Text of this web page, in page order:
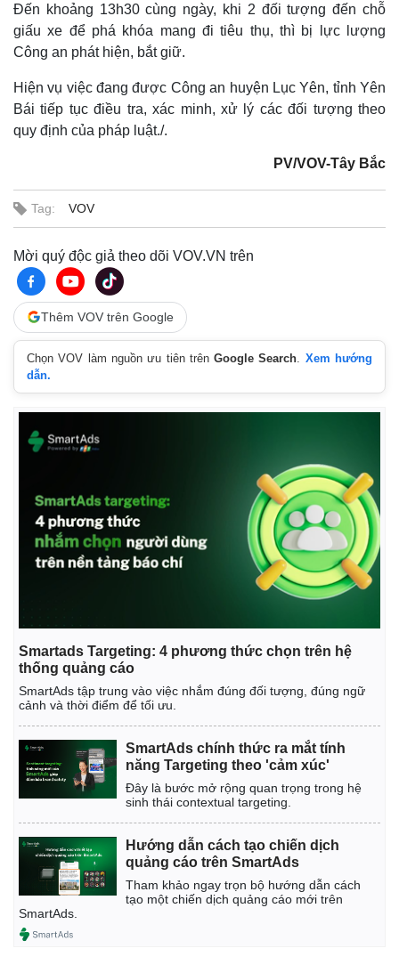
Cuộc sống đó đây
Hồ sơ
Ảnh
Đến khoảng 13h30 cùng ngày, khi 2 đối tượng đến chỗ
giấu xe để phá khóa mang đi tiêu thụ, thì bị lực lượng
Công an phát hiện, bắt giữ.
Hiện vụ việc đang được Công an huyện Lục Yên, tỉnh Yên
Bái tiếp tục điều tra, xác minh, xử lý các đối tượng theo
quy định của pháp luật./.
PV/VOV-Tây Bắc
Tag: VOV
Mời quý độc giả theo dõi VOV.VN trên
Thêm VOV trên Google
Chọn VOV làm nguồn ưu tiên trênGoogle Search
Xem hướng
dẫn.
Smartads Targeting: 4 phương thức chọn trên hệ
thống quảng cáo
SmartAds tập trung vào việc nhắm đúng đối tượng, đúng ngữ
cảnh và thời điểm để tối ưu.
SmartAds chính thức ra mắt tính
năng Targeting theo 'cảm xúc'
Đây là bước mở rộng quan trọng trong hệ
sinh thái contextual targeting.
Hướng dẫn cách tạo chiến dịch
quảng cáo trên SmartAds
Tham khảo ngay trọn bộ hướng dẫn cách
tạo một chiến dịch quảng cáo mới trên
SmartAds.